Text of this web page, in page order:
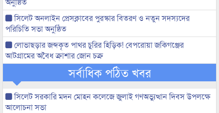
সিলেট অনলাইন প্রেসক্লাবের পুরস্কার বিতরণ ও নতুন সদস্যদের
পরিচিতি সভা অনুষ্ঠিত
লোভাছড়ার জব্দকৃত পাথর চুরির হিড়িক! বেপরোয়া জকিগঞ্জের
আটগ্রামের অবৈধ ক্রাশার জোন চক্র
সর্বাধিক পঠিত খবর
সিলেট সরকারি মদন মোহন কলেজে জুলাই গণঅভ্যুত্থান দিবস উপলক্ষে
আলোচনা সভা